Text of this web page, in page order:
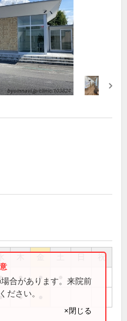
祝
● ●
●
合があります。来院前
ださい。
×閉じる